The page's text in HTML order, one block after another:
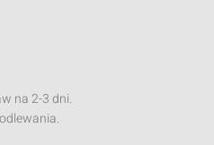
na 2-3 dni.